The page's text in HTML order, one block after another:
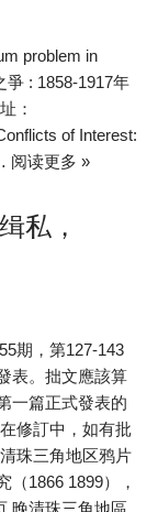
problem in
爭 : 1858-1917年
：
of Interest:
阅读更多 »
私，
期，第127-143
表。拙文應該算
一篇正式發表的
修訂中，如有批
珠三角地区鸦片
1866 1899），
晚清珠三角地區